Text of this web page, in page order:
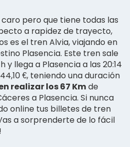
pero que tiene todas las
a rapidez de trayecto,
es el tren Alvia, viajando en
Plasencia. Este tren sale
y llega a Plasencia a las 20:14
€, teniendo una duración
realizar los 67 Kmde
a Plasencia. Si nunca
online tus billetes de tren
a sorprenderte de lo fácil